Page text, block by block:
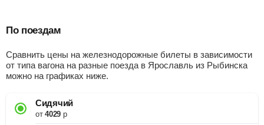
По поездам
Сравнить цены на железнодорожные билеты в зависимости
от типа вагона на разные поезда в Ярославль из Рыбинска
можно на графиках ниже.
Сидячий
от4029р